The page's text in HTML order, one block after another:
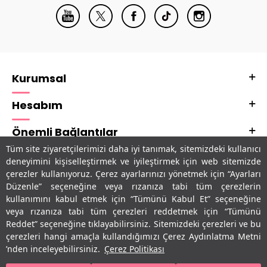
Tüm site ziyaretçilerimizi daha iyi tanımak, sitemizdeki kullanıcı
deneyimini kişiselleştirmek ve iyileştirmek için web sitemizde
çerezler kullanıyoruz. Çerez ayarlarınızı yönetmek için “Ayarları
Düzenle” seçeneğine veya rızanıza tabi tüm çerezlerin
kullanımını kabul etmek için “Tümünü Kabul Et” seçeneğine
veya rızanıza tabi tüm çerezleri reddetmek için “Tümünü
Reddet” seçeneğine tıklayabilirsiniz. Sitemizdeki çerezleri ve bu
çerezleri hangi amaçla kullandığımızı Çerez Aydınlatma Metni
’nden inceleyebilirsiniz. Çerez Politikası
Kurumsal
Hesabım
Önemli Bağlantılar
Adres & İletişim
Uygulamalarımız